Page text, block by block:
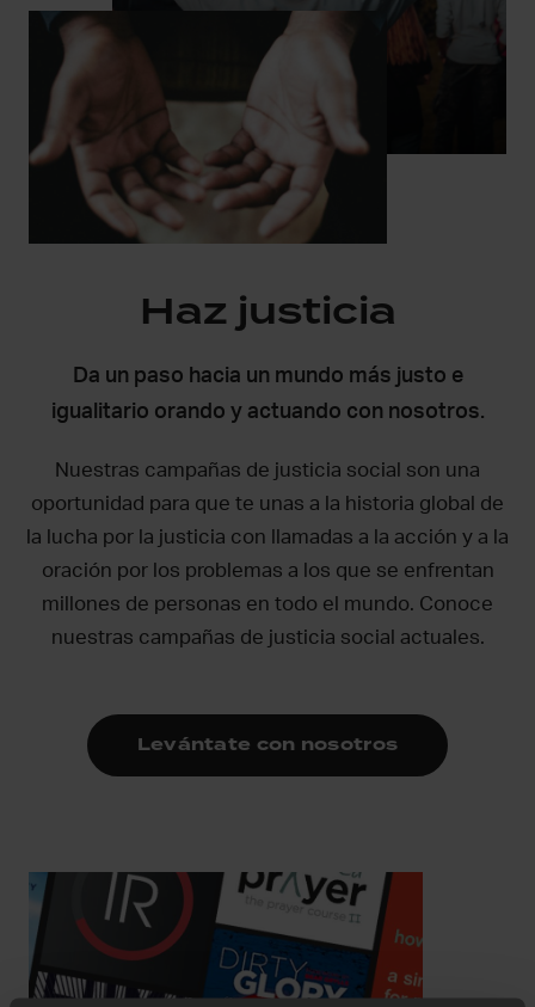
Haz justicia
Da un paso hacia un mundo más justo e
igualitario orando y actuando con nosotros.
Nuestras campañas de justicia social son una
oportunidad para que te unas a la historia global de
la lucha por la justicia con llamadas a la acción y a la
oración por los problemas a los que se enfrentan
millones de personas en todo el mundo. Conoce
nuestras campañas de justicia social actuales.
Levántate con nosotros